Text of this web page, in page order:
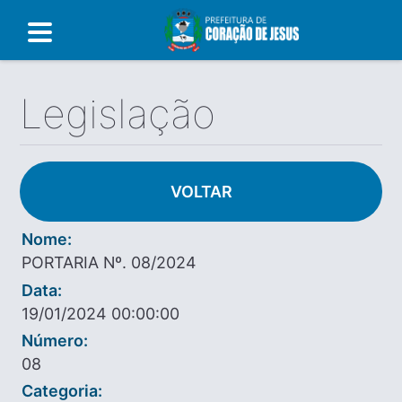
Legislação
VOLTAR
Nome:
PORTARIA Nº. 08/2024
Data:
19/01/2024 00:00:00
Número:
08
Categoria: